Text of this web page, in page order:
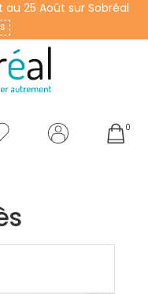
au 25 Août sur Sobréal
0